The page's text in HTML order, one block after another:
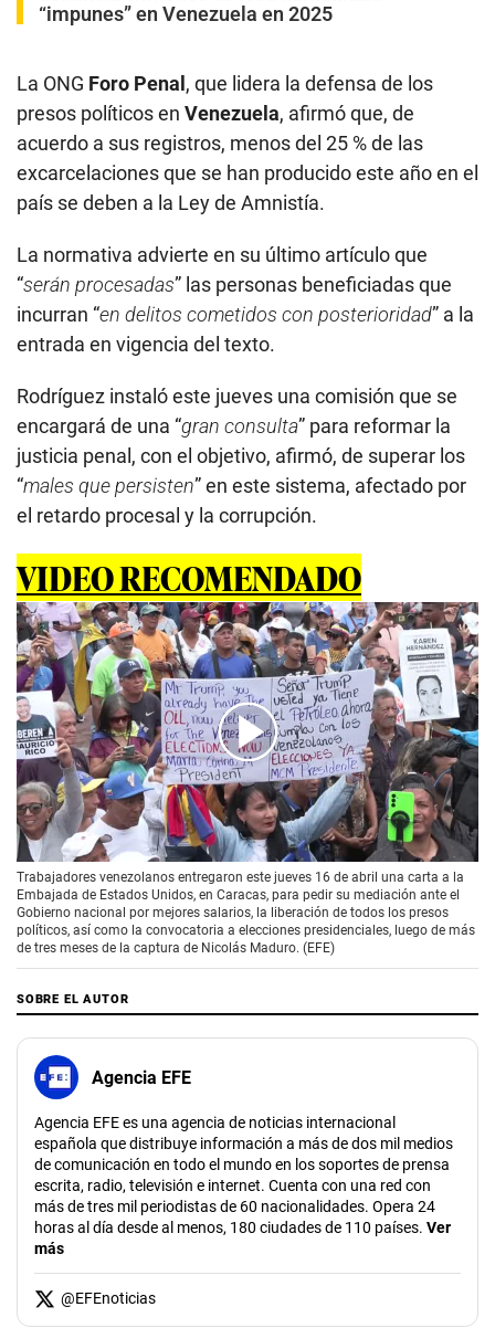
“impunes” en Venezuela en 2025
La ONG Foro Penal, que lidera la defensa de los
presos políticos en Venezuela, afirmó que, de
acuerdo a sus registros, menos del 25 % de las
excarcelaciones que se han producido este año en el
país se deben a la Ley de Amnistía.
La normativa advierte en su último artículo que
“serán procesadas” las personas beneficiadas que
incurran “en delitos cometidos con posterioridad” a la
entrada en vigencia del texto.
Rodríguez instaló este jueves una comisión que se
encargará de una “gran consulta” para reformar la
justicia penal, con el objetivo, afirmó, de superar los
“males que persisten” en este sistema, afectado por
el retardo procesal y la corrupción.
VIDEO RECOMENDADO
00:00 01:41
Trabajadores venezolanos entregaron este jueves 16 de abril una carta a la
Embajada de Estados Unidos, en Caracas, para pedir su mediación ante el
Gobierno nacional por mejores salarios, la liberación de todos los presos
políticos, así como la convocatoria a elecciones presidenciales, luego de más
de tres meses de la captura de Nicolás Maduro. (EFE)
SOBRE EL AUTOR
Agencia EFE
Agencia EFE es una agencia de noticias internacional
española que distribuye información a más de dos mil medios
de comunicación en todo el mundo en los soportes de prensa
escrita, radio, televisión e internet. Cuenta con una red con
más de tres mil periodistas de 60 nacionalidades. Opera 24
horas al día desde al menos, 180 ciudades de 110 países. Ver
más
@EFEnoticias